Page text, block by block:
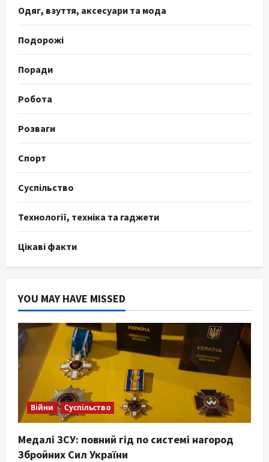
Одяг, взуття, аксесуари та мода
Подорожі
Поради
Робота
Розваги
Спорт
Суспільство
Технології, техніка та гаджети
Цікаві факти
YOU MAY HAVE MISSED
Війни Суспільство
Медалі ЗСУ: повний гід по системі нагород
Збройних Сил України